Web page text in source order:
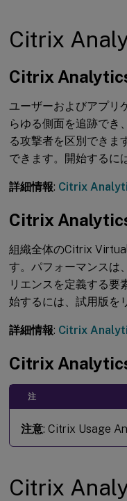
Citrix
Citrix
ユーザーおよびアプリ
らゆる側面を追跡でき
る攻撃者を区別できま
できます。開始するに
詳細情報: Citrix
Citrix
組織全体のCitrix
す。パフォーマンスは
リエンスを定義する要
始するには、試用版を
詳細情報: Citrix
Citrix
注
注意: Citrix Usage
Citrix